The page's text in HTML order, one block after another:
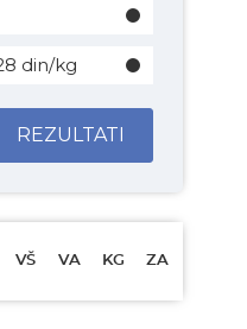
din/kg
REZULTATI
VŠ VA KG ZA